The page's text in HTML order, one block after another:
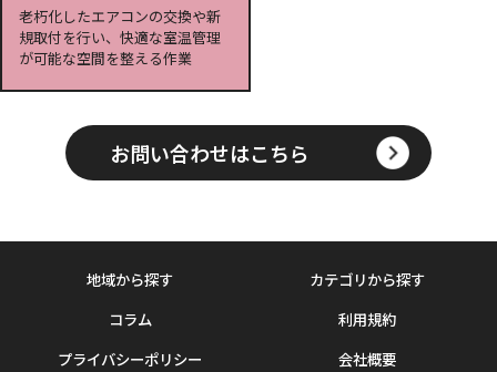
老朽化したエアコンの交換や新
規取付を行い、快適な室温管理
が可能な空間を整える作業
お問い合わせはこちら
地域から探す
カテゴリから探す
コラム
利用規約
プライバシーポリシー
会社概要